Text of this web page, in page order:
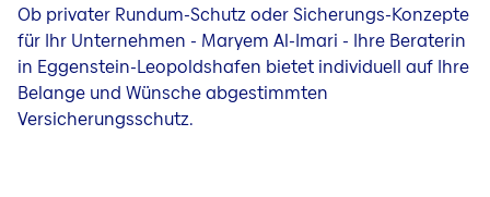
Ob privater Rundum-Schutz oder Sicherungs-Konzepte
für Ihr Unternehmen - Maryem Al-Imari - Ihre Beraterin
in Eggenstein-Leopoldshafen bietet individuell auf Ihre
Belange und Wünsche abgestimmten
Versicherungsschutz.